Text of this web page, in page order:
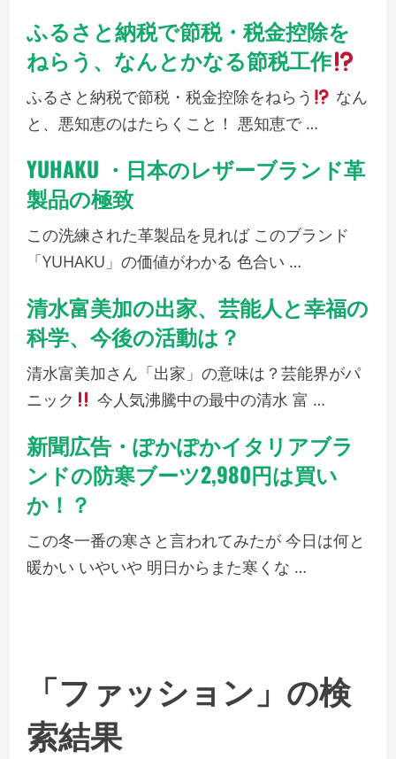
ふるさと納税で節税・税金控除を
ねらう、なんとかなる節税工作
ふるさと納税で節税・税金控除をねらう
なん
と、悪知恵のはたらくこと！ 悪知恵で …
YUHAKU ・日本のレザーブランド革
製品の極致
この洗練された革製品を見れば このブランド
「YUHAKU」の価値がわかる 色合い …
清水富美加の出家、芸能人と幸福の
科学、今後の活動は？
清水富美加さん「出家」の意味は？芸能界がパ
ニック
今人気沸騰中の最中の清水 富 …
新聞広告・ぽかぽかイタリアブラ
ンドの防寒ブーツ2,980円は買い
か！？
この冬一番の寒さと言われてみたが 今日は何と
暖かい いやいや 明日からまた寒くな …
「ファッション」の検
索結果